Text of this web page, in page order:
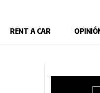
RENT A CAR